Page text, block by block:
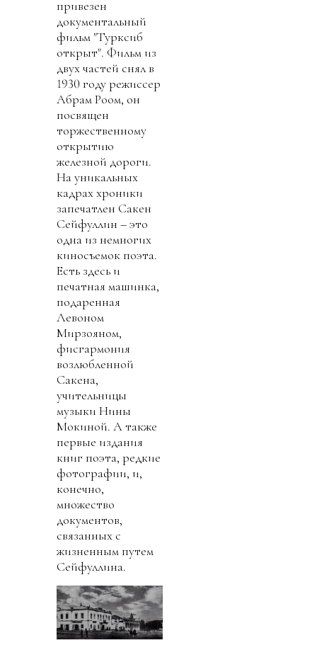
привезен
документальный
фильм "Турксиб
открыт". Фильм из
двух частей снял в
1930 году режиссер
Абрам Роом, он
посвящен
торжественному
открытию
железной дороги.
На уникальных
кадрах хроники
запечатлен Сакен
Сейфуллин – это
одна из немногих
киносъемок поэта.
Есть здесь и
печатная машинка,
подаренная
Левоном
Мирзояном,
фисгармония
возлюбленной
Сакена,
учительницы
музыки Нины
Мокиной. А также
первые издания
книг поэта, редкие
фотографии, и,
конечно,
множество
документов,
связанных с
жизненным путем
Сейфуллина.